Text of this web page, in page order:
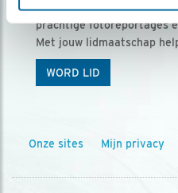
Vogels is het tijdschrift
prachtige fotoreportages
Met jouw lidmaatschap
WORD LID
Onze sites Mijn privacy